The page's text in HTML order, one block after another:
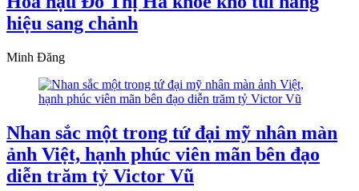
hiệu sang chảnh
Minh Đăng
Nhan sắc một trong tứ đại mỹ nhân màn
ảnh Việt, hạnh phúc viên mãn bên đạo
diễn trăm tỷ Victor Vũ